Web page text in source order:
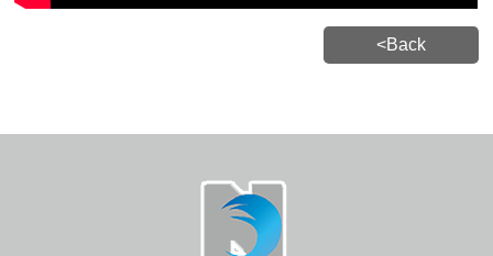
<Back